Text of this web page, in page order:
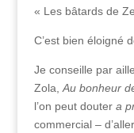
« Les bâtards de
C’est bien éloigné
Je conseille par
Zola, Au bonheur
l’on peut douter a
commercial –